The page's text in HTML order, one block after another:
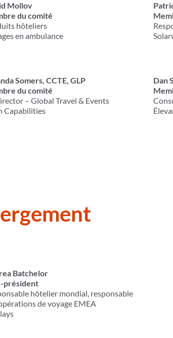
Mollov
du comité
hôteliers
en ambulance
Somers, CCTE, GLP
du comité
– Global Travel & Events
Capabilities
Dan
Batchelor
président
hôtelier mondial, responsable
de voyage EMEA